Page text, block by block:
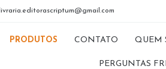
livraria.editorascriptum@gmail.com
PRODUTOS CONTATO QUEM
PERGUNTAS